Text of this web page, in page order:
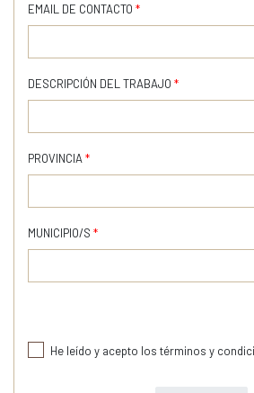
EMAIL DE CONTACTO *
DESCRIPCIÓN DEL TRABAJO *
PROVINCIA *
MUNICIPIO/S *
He leído y acepto los términos y